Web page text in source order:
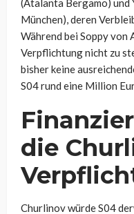
(Atalanta Bergamo) und
München), deren
Während bei Soppy von
Verpflichtung nicht zu
bisher keine
S04 rund eine Million
die
Churlinov würde S04